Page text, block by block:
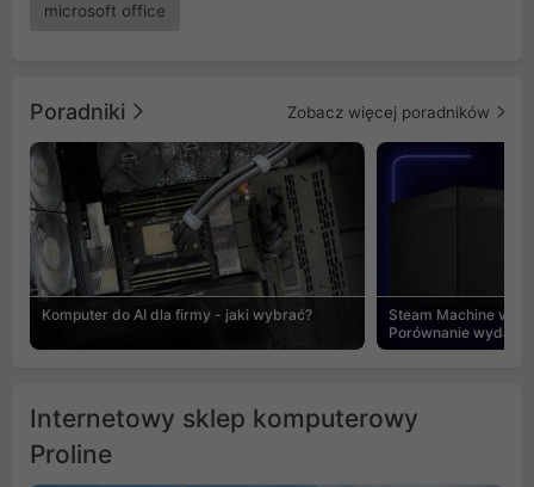
microsoft office
Poradniki Zobacz więcej poradników
Komputer do AI dla firmy - jaki wybrać?
Steam Machine vs
Porównanie
Internetowy sklep komputerowy
Proline